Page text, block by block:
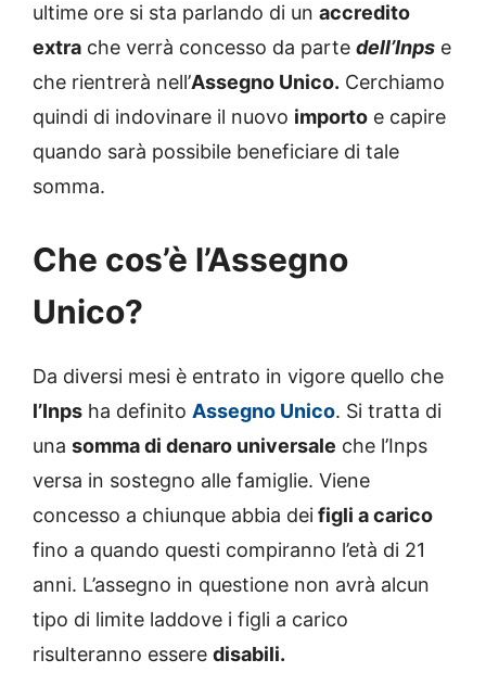
ultime ore si sta parlando di un accredito
extra che verrà concesso da parte dell’Inps e
che rientrerà nell’Assegno Unico. Cerchiamo
quindi di indovinare il nuovo importo e capire
quando sarà possibile beneficiare di tale
somma.
Che cos’è l’Assegno
Unico?
Da diversi mesi è entrato in vigore quello che
l’Inps ha definito Assegno Unico. Si tratta di
una somma di denaro universale che l’Inps
versa in sostegno alle famiglie. Viene
concesso a chiunque abbia deifigli a carico
fino a quando questi compiranno l’età di 21
anni. L’assegno in questione non avrà alcun
tipo di limite laddove i figli a carico
risulteranno essere disabili.